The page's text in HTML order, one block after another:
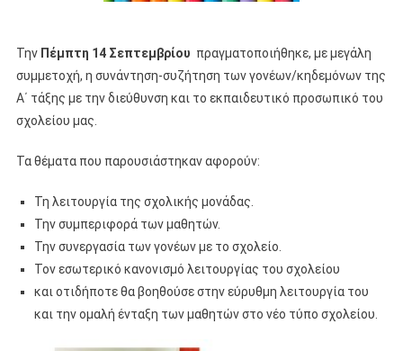
Την Πέμπτη 14 Σεπτεμβρίου πραγματοποιήθηκε, με μεγάλη
συμμετοχή, η συνάντηση-συζήτηση των γονέων/κηδεμόνων της
Α΄ τάξης με την διεύθυνση και το εκπαιδευτικό προσωπικό του
σχολείου μας.
Τα θέματα που παρουσιάστηκαν αφορούν:
Τη λειτουργία της σχολικής μονάδας.
Την συμπεριφορά των μαθητών.
Την συνεργασία των γονέων με το σχολείο.
Τον εσωτερικό κανονισμό λειτουργίας του σχολείου
και οτιδήποτε θα βοηθούσε στην εύρυθμη λειτουργία του
και την ομαλή ένταξη των μαθητών στο νέο τύπο σχολείου.